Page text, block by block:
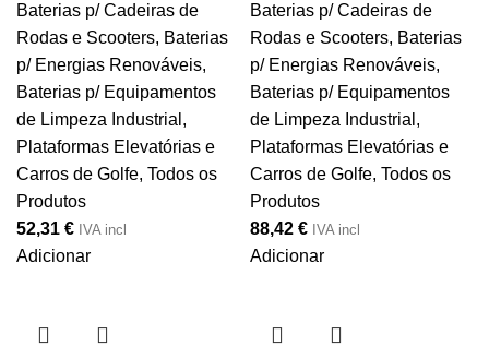
Baterias p/ Cadeiras de
Rodas e Scooters, Baterias
p/ Energias Renováveis,
Baterias p/ Equipamentos
de Limpeza Industrial,
Plataformas Elevatórias e
Carros de Golfe, Todos os
Produtos
52,31 € IVA incl
Adicionar
Baterias p/ Cadeiras de
Rodas e Scooters, Baterias
p/ Energias Renováveis,
Baterias p/ Equipamentos
de Limpeza Industrial,
Plataformas Elevatórias e
Carros de Golfe, Todos os
Produtos
88,42 € IVA incl
Adicionar